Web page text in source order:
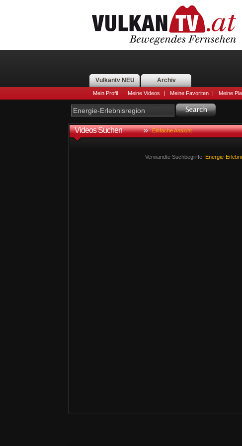
Vulkantv NEU Archiv
Mein Profil | Meine Videos | Meine Favoriten | Meine
Videos Suchen Einfache Ansicht
Verwandte Suchbegriffe: Energie-